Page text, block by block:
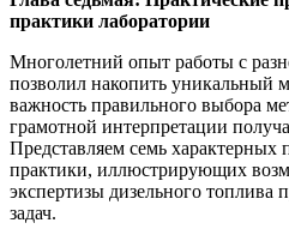
практики лаборатории
Многолетний опыт работы с
позволил накопить уникальный
важность правильного выбора
грамотной интерпретации
Представляем семь характерных
практики, иллюстрирующих
экспертизы дизельного
задач.